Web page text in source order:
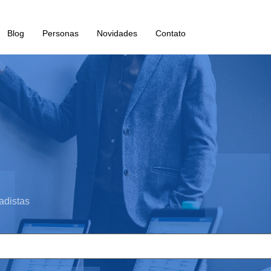
Blog Personas Novidades Contato